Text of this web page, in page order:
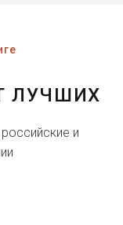
ЛУЧШИХ
и